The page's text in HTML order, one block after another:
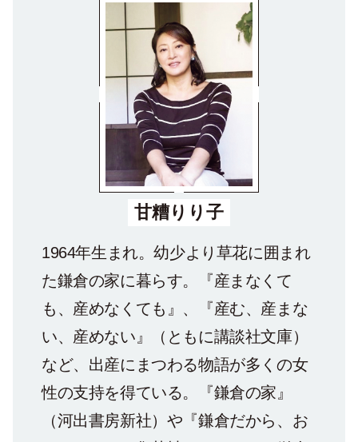
甘糟りり子
1964年生まれ。幼少より草花に囲まれ
た鎌倉の家に暮らす。『産まなくて
も、産めなくても』、『産む、産まな
い、産めない』（ともに講談社文庫）
など、出産にまつわる物語が多くの女
性の支持を得ている。『鎌倉の家』
（河出書房新社）や『鎌倉だから、お